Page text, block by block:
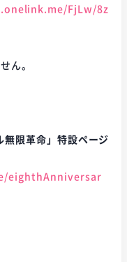
FjLw/8z
ん。
無限革命」特設ページ
eighthAnniversar